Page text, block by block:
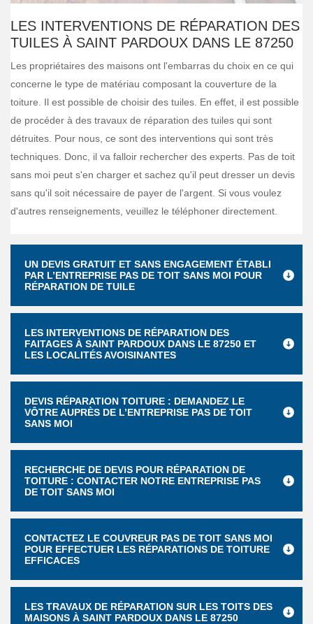
LES INTERVENTIONS DE RÉPARATION DES
TUILES À SAINT PARDOUX DANS LE 87250
Les propriétaires des maisons ont l'embarras du choix en ce qui
concerne le type de matériau composant la couverture de la
toiture. Il est possible de choisir des tuiles. En effet, il est possible
de procéder à des travaux de réparation des tuiles qui sont
détruites. Pour nous, ce sont des interventions qui sont très
techniques. Donc, il va falloir rechercher des experts. Pas de toit
sans moi peut s'en charger et sachez qu'il peut dresser un devis
sans qu'il soit nécessaire de payer de l'argent. Si vous voulez
d'autres renseignements, veuillez le téléphoner directement.
UN DEVIS GRATUIT ET SANS ENGAGEMENT ÉTABLI
PAR L’ENTREPRISE PAS DE TOIT SANS MOI POUR
RÉPARATION DE TUILE
LES INTERVENTIONS DE RÉPARATION DES
FAITAGES À SAINT PARDOUX DANS LE 87250 ET
LES LOCALITÉS AVOISINANTES
DEVIS RÉPARATION TOITURE : DEMANDEZ LE
VÔTRE AUPRÈS DE L’ENTREPRISE PAS DE TOIT
SANS MOI
RECHERCHE DE DEVIS POUR RÉPARATION DE
TOITURE : CONTACTER NOTRE ENTREPRISE PAS
DE TOIT SANS MOI
CONTACTEZ LE COUVREUR PAS DE TOIT SANS MOI
POUR EFFECTUER LES RÉPARATIONS DE TOITURE
EFFICACES
LES TRAVAUX DE RÉPARATION SUR LES TOITS DES
MAISONS À SAINT PARDOUX DANS LE 87250